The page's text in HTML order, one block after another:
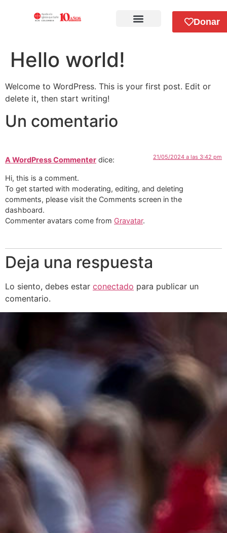
Donar
Hello world!
Welcome to WordPress. This is your first post. Edit or
delete it, then start writing!
Un comentario
A WordPress Commenter dice: 21/05/2024 a las 3:42 pm
Hi, this is a comment.
To get started with moderating, editing, and deleting
comments, please visit the Comments screen in the
dashboard.
Commenter avatars come from Gravatar.
Deja una respuesta
Lo siento, debes estar conectado para publicar un
comentario.